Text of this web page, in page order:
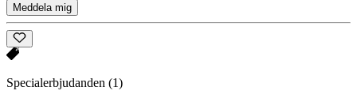
Meddela mig
Specialerbjudanden (1)